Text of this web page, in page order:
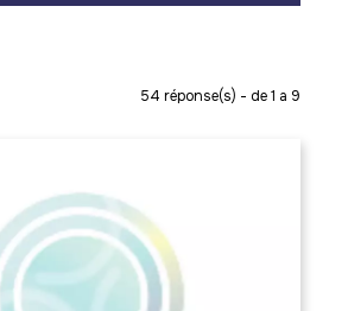
54 réponse(s) - de 1 a 9